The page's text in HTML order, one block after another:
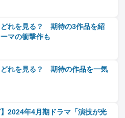
どれを見る？ 期待の3作品を紹
マの衝撃作も
どれを見る？ 期待の作品を一気
】2024年4月期ドラマ「演技が光